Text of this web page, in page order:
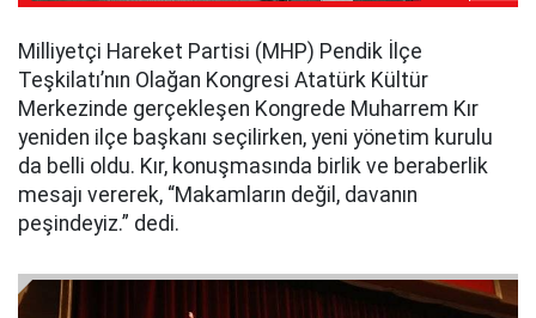
Milliyetçi Hareket Partisi (MHP) Pendik İlçe
Teşkilatı’nın Olağan Kongresi Atatürk Kültür
Merkezinde gerçekleşen Kongrede Muharrem Kır
yeniden ilçe başkanı seçilirken, yeni yönetim kurulu
da belli oldu. Kır, konuşmasında birlik ve beraberlik
mesajı vererek, “Makamların değil, davanın
peşindeyiz.” dedi.